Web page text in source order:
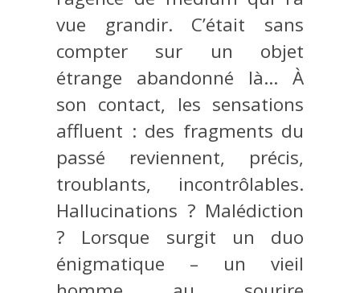
vue grandir. C’était sans
compter sur un objet
étrange abandonné là… À
son contact, les sensations
affluent : des fragments du
passé reviennent, précis,
troublants, incontrôlables.
Hallucinations ? Malédiction
? Lorsque surgit un duo
énigmatique – un vieil